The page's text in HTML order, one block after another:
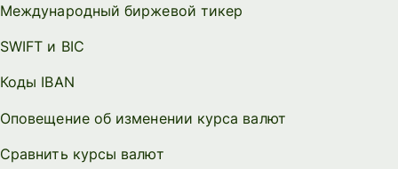
Международный биржевой тикер
SWIFT и BIC
Коды IBAN
Оповещение об изменении курса валют
Сравнить курсы валют